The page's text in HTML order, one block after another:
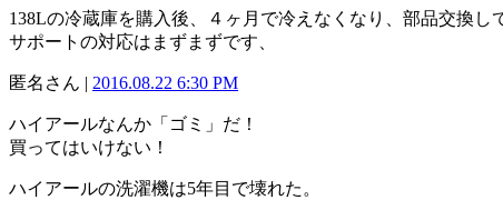
138Lの冷蔵庫を購入後、４ヶ月で冷えなくなり、部品交換
サポートの対応はまずまずです、
匿名さん | 2016.08.22 6:30 PM
ハイアールなんか「ゴミ」だ！
買ってはいけない！
ハイアールの洗濯機は5年目で壊れた。